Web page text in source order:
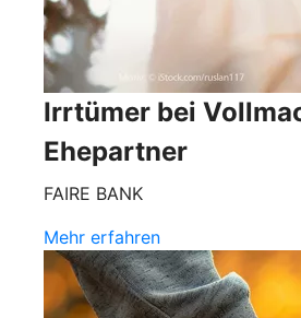
Irrtümer bei
Ehepartner
FAIRE BANK
Mehr erfahren